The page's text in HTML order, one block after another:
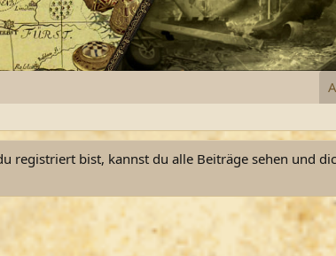
registriert bist, kannst du alle Beiträge sehen und